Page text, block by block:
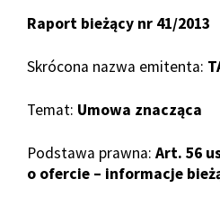
Raport bieżący nr 41/2013
Skrócona nazwa emitenta:
Temat: Umowa znacząca
Podstawa prawna: Art. 56
o ofercie – informacje